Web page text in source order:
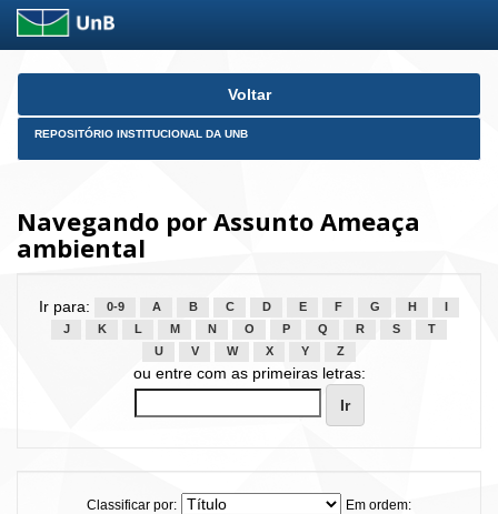
Skip
Voltar
REPOSITÓRIO INSTITUCIONAL DA UNB
Navegando por Assunto Ameaça
ambiental
Ir para: 0-9 A B C D E F G H
J
K L M N O P Q R S
T
U
V W X Y Z
ou entre com as primeiras letras:
Classificar por:
Em ordem: